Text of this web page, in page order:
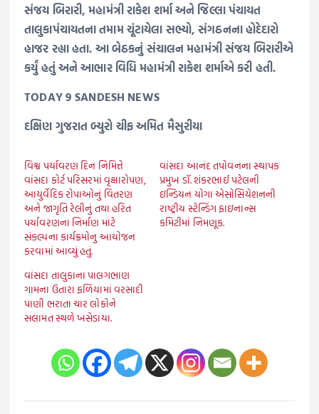
સંજય બિરારી, મહામંત્રી રાકેશ શર્મા અને જિલ્લા પંચાયત
તાલુકાપંચાયતના તમામ ચૂંટાયેલા સભ્યો, સંગઠનના હોદેદારો
હાજર રહ્યા હતા. આ બેઠકનું સંચાલન મહામંત્રી સંજય બિરારીએ
કર્યું હતું અને આભાર વિધિ મહામંત્રી રાકેશ શર્માએ કરી હતી.
TODAY 9 SANDESH NEWS
દક્ષિણ ગુજરાત બ્યુરો ચીફ અમિત મૈસુરીયા
વિશ્વ પર્યાવરણ દિન નિમિત્તે
વાંસદા કોર્ટ પરિસરમાં વૃક્ષારોપણ,
આયુર્વેદિક રોપાઓનું વિતરણ
અને જાગૃતિ રેલીનું તથા હરિત
પર્યાવરણના નિર્માણ માટે
સંકલ્પના કાર્યક્રમોનુ આયોજન
કરવામાં આવ્યું હતું.
વાંસદા આનંદ તપોવનના સ્થાપક
પ્રમુખ ડૉ. શંકરભાઈ પટેલની
ઇન્ડિયન યોગા એસોસિયેશનની
રાષ્ટ્રીય સ્ટેન્ડિંગ ફાઇનાન્સ
કમિટીમાં નિમણૂક.
વાંસદા તાલુકાના પાલગભાણ
ગામના ઉતારા ફળિયામાં વરસાદી
પાણી ભરાતા ચાર લોકોને
સલામત સ્થળે ખસેડાયા.